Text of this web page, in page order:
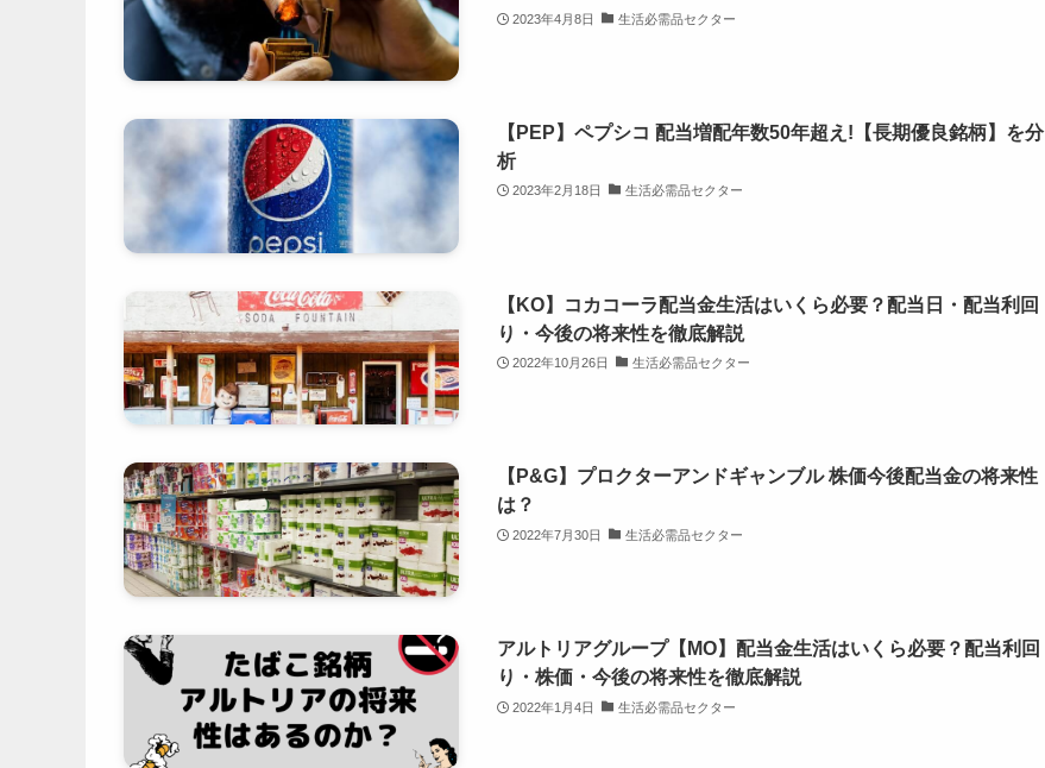
2023年4月8日 生活必需品セクター
【PEP】ペプシコ 配当増配年数50年超え!【長期優良銘柄】を分
析
2023年2月18日 生活必需品セクター
【KO】コカコーラ配当金生活はいくら必要？配当日・配当利回
り・今後の将来性を徹底解説
2022年10月26日 生活必需品セクター
【P&G】プロクターアンドギャンブル 株価今後配当金の将来性
は？
2022年7月30日 生活必需品セクター
アルトリアグループ【MO】配当金生活はいくら必要？配当利回
り・株価・今後の将来性を徹底解説
2022年1月4日 生活必需品セクター